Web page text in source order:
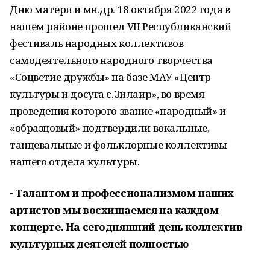
Дню матери и мн.др. 18 октября 2022 года в
нашем районе прошел VII Республиканский
фестиваль народных коллективов
самодеятельного народного творчества
«Соцветие дружбы» на базе МАУ «Центр
культуры и досуга с.Зилаир», во время
проведения которого звание «народный» и
«образцовый» подтвердили вокальные,
танцевальные и фольклорные коллективы
нашего отдела культуры.
- Талантом и профессионализмом наших
артистов мы восхищаемся на каждом
концерте. На сегодняшний день коллектив
культурных деятелей полностью